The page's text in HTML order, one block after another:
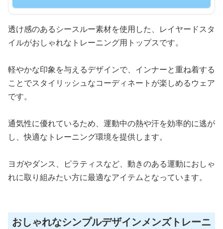
透け感のあるシースルー素材を使用した、レイヤードスタ
イルがおしゃれなトレーニング用トップスです。
軽やかな印象を与えるデザインで、インナーと重ね着する
ことでスタイリッシュなコーディネートが楽しめるウェア
です。
通気性に優れているため、運動中の熱や汗を効率的に逃が
し、快適なトレーニング環境を提供します。
ヨガやダンス、ピラティスなど、動きのある運動におしゃ
れに取り組みたい方に最適なアイテムとなっています。
おしゃれなシンプルデザインメンズトレーニ